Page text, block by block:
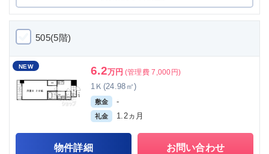
505(5階)
NEW 6.2万円 (管理費 7,000円)
1Ｋ(24.98㎡)
敷金 -
礼金 1.2ヵ月
物件詳細 お問い合わせ